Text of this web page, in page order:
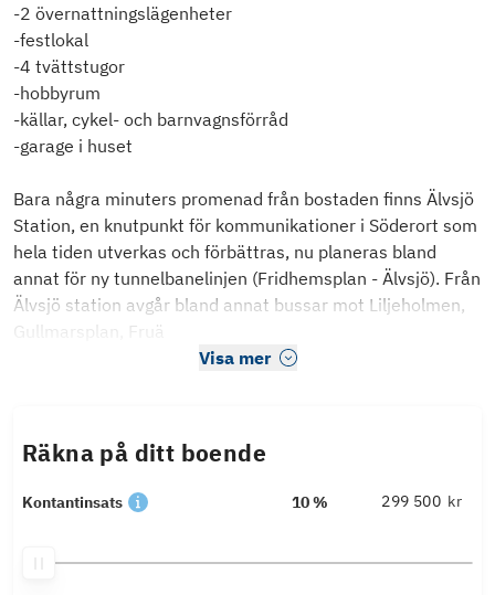
-2 övernattningslägenheter
-festlokal
-4 tvättstugor
-hobbyrum
-källar, cykel- och barnvagnsförråd
-garage i huset
Bara några minuters promenad från bostaden finns Älvsjö
Station, en knutpunkt för kommunikationer i Söderort som
hela tiden utverkas och förbättras, nu planeras bland
annat för ny tunnelbanelinjen (Fridhemsplan - Älvsjö). Från
Älvsjö station avgår bland annat bussar mot Liljeholmen,
Gullmarsplan, Fruä
Visa mer
Räkna på ditt boende
Kontantinsats 10 % kr